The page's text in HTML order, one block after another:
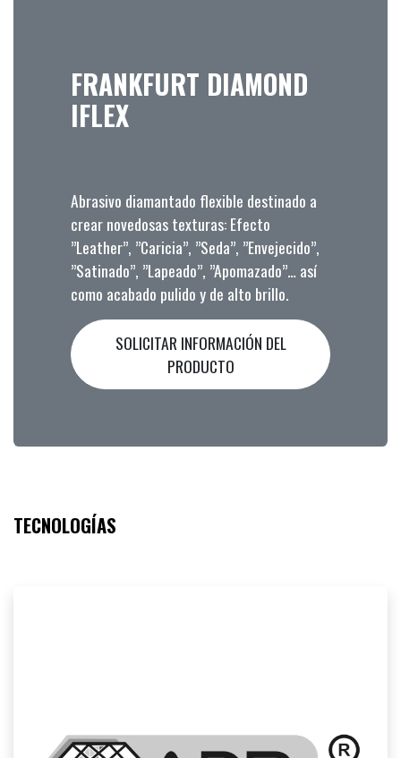
FRANKFURT DIAMOND
IFLEX
Abrasivo diamantado flexible destinado a
crear novedosas texturas: Efecto
”Leather”, ”Caricia”, ”Seda”, ”Envejecido”,
”Satinado”, ”Lapeado”, ”Apomazado”… así
como acabado pulido y de alto brillo.
SOLICITAR INFORMACIÓN DEL
PRODUCTO
TECNOLOGÍAS